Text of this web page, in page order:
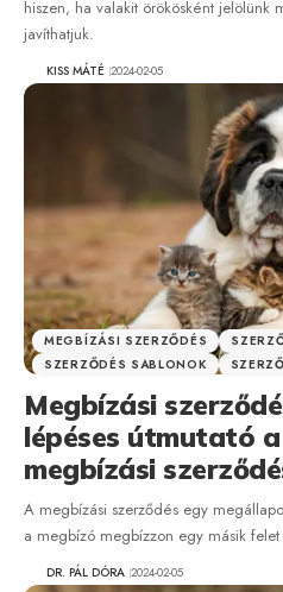
hiszen, ha valakit örökösként jelölünk
javíthatjuk.
KISS MÁTÉ 2024-02-05
MEGBÍZÁSI SZERZŐDÉS
SZERZŐDÉS SABLONOK
Megbízási
lépéses útmutató
megbízási
A megbízási szerződés egy
a megbízó megbízzon egy másik
DR. PÁL DÓRA 2024-02-05